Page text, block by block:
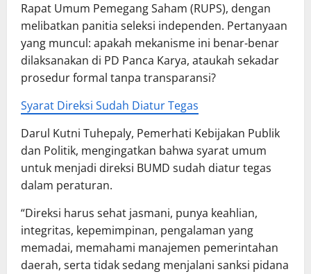
Rapat Umum Pemegang Saham (RUPS), dengan
melibatkan panitia seleksi independen. Pertanyaan
yang muncul: apakah mekanisme ini benar-benar
dilaksanakan di PD Panca Karya, ataukah sekadar
prosedur formal tanpa transparansi?
Syarat Direksi Sudah Diatur Tegas
Darul Kutni Tuhepaly, Pemerhati Kebijakan Publik
dan Politik, mengingatkan bahwa syarat umum
untuk menjadi direksi BUMD sudah diatur tegas
dalam peraturan.
“Direksi harus sehat jasmani, punya keahlian,
integritas, kepemimpinan, pengalaman yang
memadai, memahami manajemen pemerintahan
daerah, serta tidak sedang menjalani sanksi pidana